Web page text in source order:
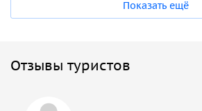
Показать ещё
Отзывы туристов